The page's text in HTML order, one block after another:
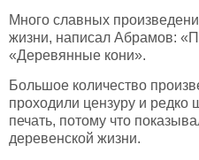
Много славных
жизни, написал Абрамов:
«Деревянные кони».
Большое количество
проходили цензуру и
печать, потому что
деревенской жизни.